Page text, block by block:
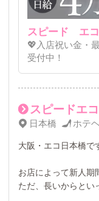
スピード エ
💖入店祝い金・
受付中！
スピードエ
日本橋 ホテ
大阪・エコ日本橋で
お店によって新人期
ただ、長いからとい